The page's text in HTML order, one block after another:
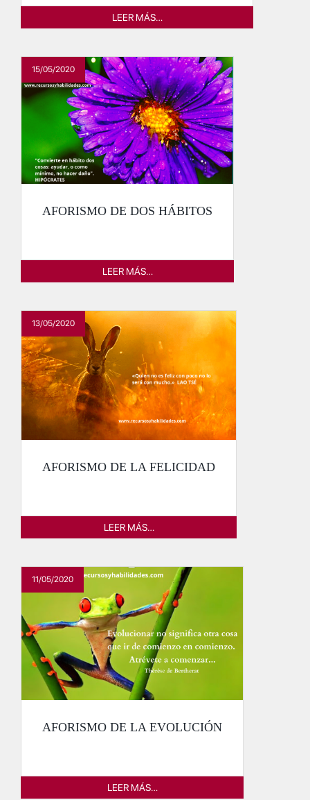
LEER MÁS…
15/05/2020
AFORISMO DE DOS HÁBITOS
LEER MÁS…
13/05/2020
AFORISMO DE LA FELICIDAD
LEER MÁS…
11/05/2020
AFORISMO DE LA EVOLUCIÓN
LEER MÁS…